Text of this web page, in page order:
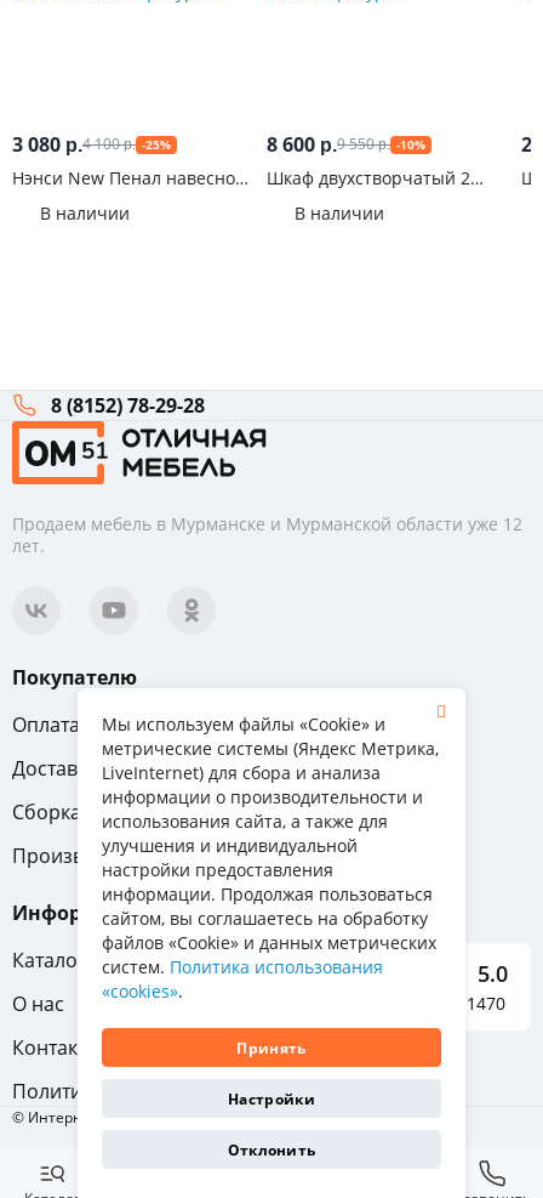
3 080 р.4 100р. -25%
Нэнси New Пенал навесной
В наличии
8 600 р.9 550р. -10%
Шкаф двухстворчатый 2
Белый
В наличии
8 (8152) 78-29-28
Продаем мебель в Мурманске и Мурманской области уже 12
лет.
Покупателю
Оплата
Вопрос-ответ
Доставка
Обмен и возврат
Сборка
Гарантия
Производители
Информация
Каталог мебели
О нас
Контакты
Политика конфиденциальности
5.0
Отзывы о нас 1470
© Интернет-магазин «Отличная мебель», 2011-2026
Мы используем файлы «Cookie» и
метрические системы (Яндекс Метрика,
LiveInternet) для сбора и анализа
информации о производительности и
использования сайта, а также для
улучшения и индивидуальной
настройки предоставления
информации. Продолжая пользоваться
сайтом, вы соглашаетесь на обработку
файлов «Cookie» и данных метрических
систем. Политика использования
«cookies».
Принять
Настройки
Отклонить